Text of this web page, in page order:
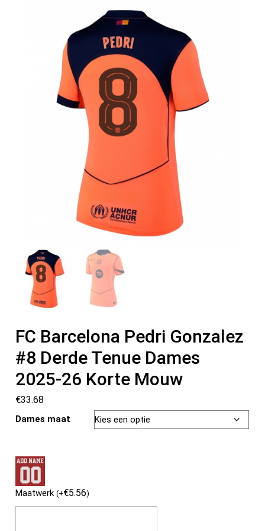
FC Barcelona Pedri Gonzalez
#8 Derde Tenue Dames
2025-26 Korte Mouw
€33.68
Dames maat
Maatwerk(+€5.56)